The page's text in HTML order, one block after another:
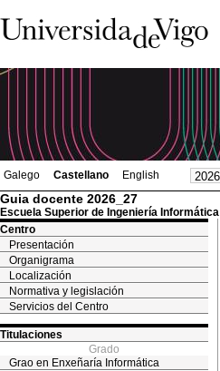
Galego Castellano English
Guia docente 2026_27
Escuela Superior de Ingeniería Informática
Centro
Presentación
Organigrama
Localización
Normativa y legislación
Servicios del Centro
Titulaciones
Grado
Grao en Enxeñaría Informática